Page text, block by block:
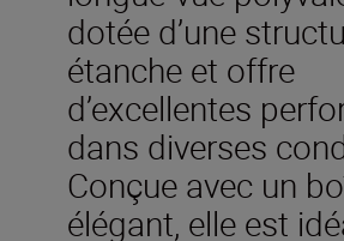
dotée d’une
étanche et offre
d’excellentes
dans diverses
Conçue avec un
élégant, elle est